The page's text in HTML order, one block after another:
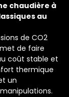
chaudière à
au
de CO2
de faire
coût stable et
thermique
un